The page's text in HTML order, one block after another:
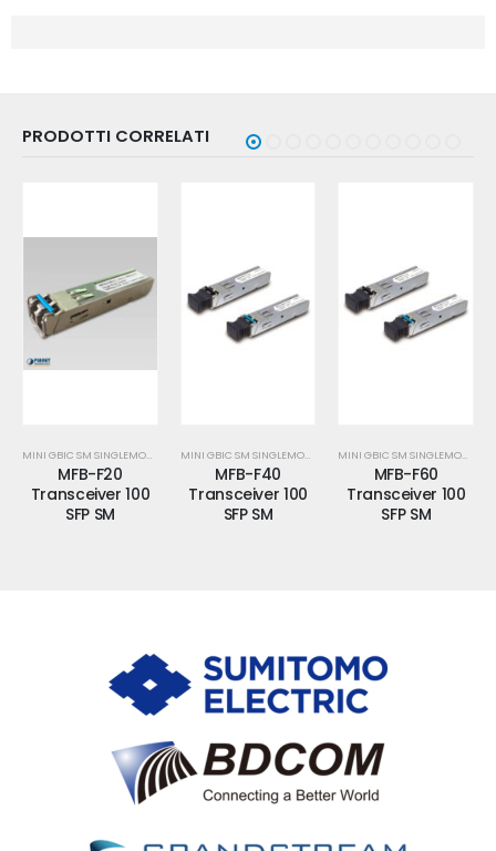
PRODOTTI CORRELATI
MINI GBIC SM SINGLEMODE
MFB-F20
Transceiver 100
SFP SM
MINI GBIC SM SINGLEMODE
MFB-F40
Transceiver 100
SFP SM
MINI GBIC SM SINGLEMODE
MFB-F60
Transceiver 100
SFP SM